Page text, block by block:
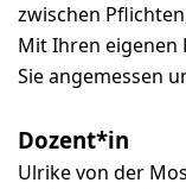
zwischen
Mit Ihren eigenen
Sie angemessen
Dozent*in
Ulrike von der